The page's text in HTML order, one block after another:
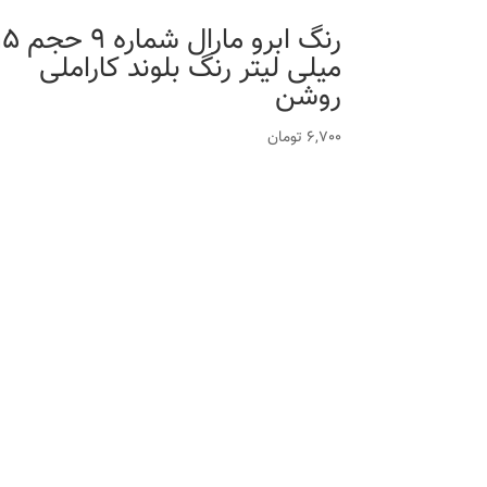
رنگ ابرو
میلی لیتر رنگ بلوند کاراملی
روشن
6,700 تومان